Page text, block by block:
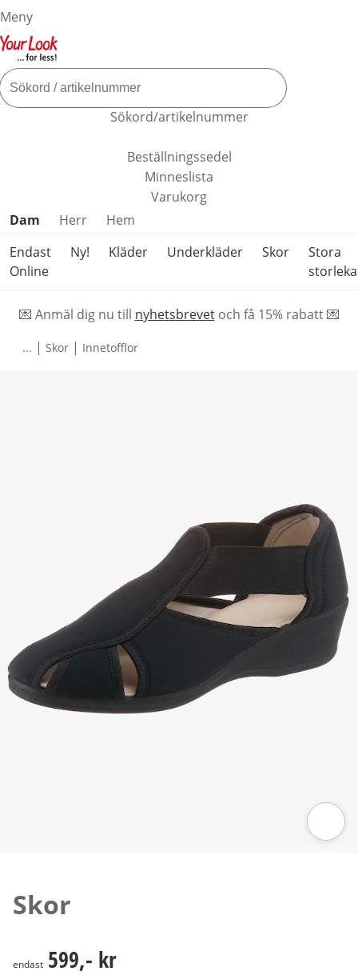
Meny
Sökord/artikelnummer
Beställningssedel
Minneslista
Varukorg
Hoppa över produktkategorier
Dam Herr
Hem
Endast
Online
Ny! Kläder Underkläder Skor
Stora
💌 Anmäl dig nu till nyhetsbrevetoch få 15% rabatt 💌
... | Skor | Innetofflor
Skor
599,- kr
endast 599,- kr